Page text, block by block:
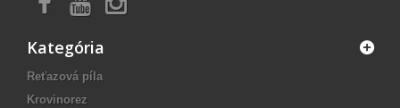
Kategória
Reťazová píla
Krovinorez